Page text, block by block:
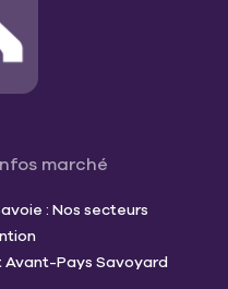
marché
: Nos secteurs
Avant-Pays Savoyard